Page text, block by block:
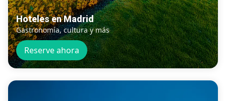
Hoteles en Madrid
Gastronomía, cultura y más
Reserve ahora